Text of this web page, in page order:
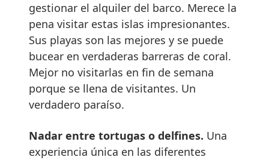
gestionar el alquiler del barco. Merece la
pena visitar estas islas impresionantes.
Sus playas son las mejores y se puede
bucear en verdaderas barreras de coral.
Mejor no visitarlas en fin de semana
porque se llena de visitantes. Un
verdadero paraíso.
Nadar entre tortugas o delfines. Una
experiencia única en las diferentes